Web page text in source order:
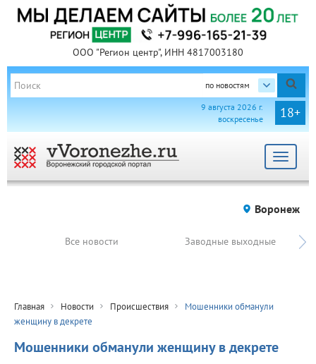
ООО "Регион центр", ИНН 4817003180
по новостям
18+
9 августа 2026 г.
воскресенье
Toggle
Воронеж
Все новости Заводные выходные
Главная Новости Происшествия
Мошенники обманули
женщину в декрете
Мошенники обманули женщину в декрете